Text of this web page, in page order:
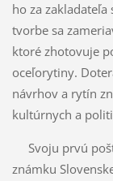
ho za
tvorbe sa
ktoré zhotovuje
oceľorytiny.
návrhov a rytín
kultúrnych a
Svoju prvú
známku